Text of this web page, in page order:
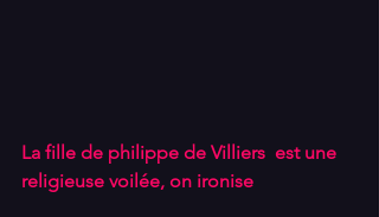
La fille de philippe de Villiers  est une
religieuse voilée, on ironise